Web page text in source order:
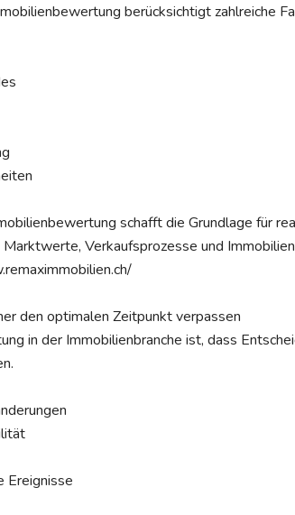
berücksichtigt zahlreiche
schafft die Grundlage für
Marktwerte, Verkaufsprozesse und
den optimalen Zeitpunkt verpassen
in der Immobilienbranche ist, dass
Ereignisse